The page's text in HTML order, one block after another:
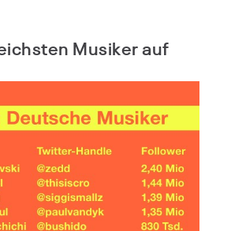
Musiker auf